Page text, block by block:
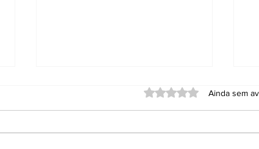
Avaliado com 0 de 5
Ainda sem